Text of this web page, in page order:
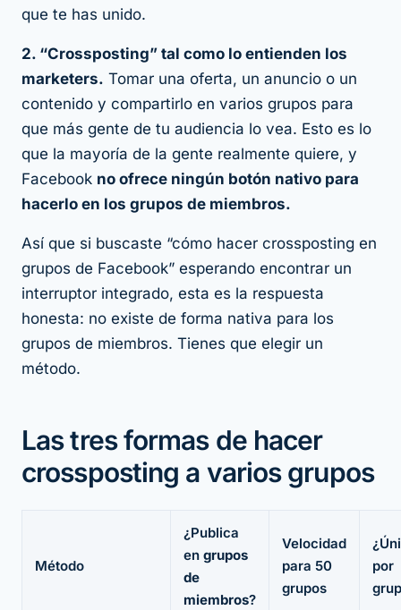
que te has unido.
2. “Crossposting” tal como lo entienden los
marketers. Tomar una oferta, un anuncio o un
contenido y compartirlo en varios grupos para
que más gente de tu audiencia lo vea. Esto es lo
que la mayoría de la gente realmente quiere, y
Facebook no ofrece ningún botón nativo para
hacerlo en los grupos de miembros.
Así que si buscaste “cómo hacer crossposting en
grupos de Facebook” esperando encontrar un
interruptor integrado, esta es la respuesta
honesta: no existe de forma nativa para los
grupos de miembros. Tienes que elegir un
método.
Las tres formas de hacer
crossposting a varios grupos
Método
¿Publica
en grupos
de
miembros?
Velocidad
para 50
grupos
por